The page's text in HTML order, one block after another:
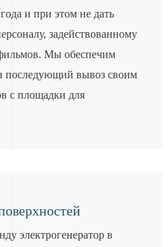
и при этом не дать
задействованному
Мы обеспечим
последующий вывоз своим
с площадки для
электрогенератор в